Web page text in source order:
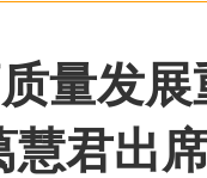
量发
慧君出